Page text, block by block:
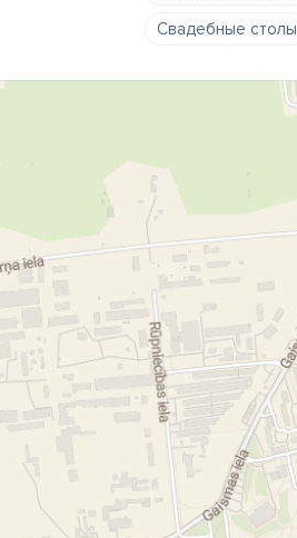
Свадебные столы